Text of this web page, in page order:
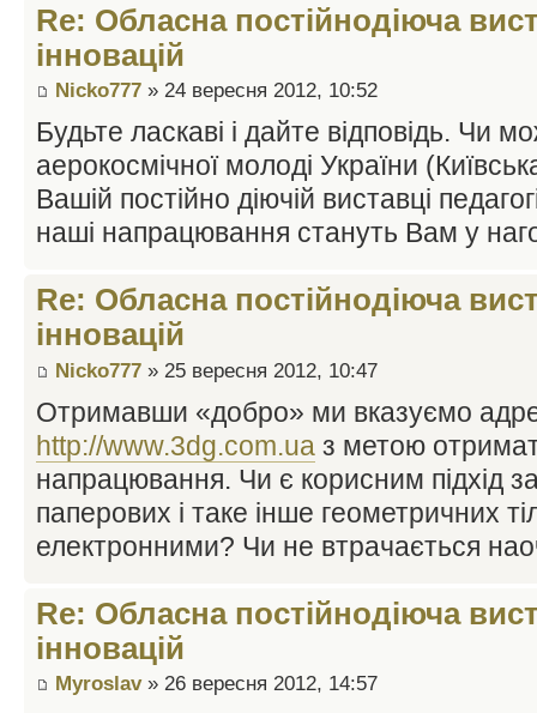
Re: Обласна постійнодіюча
інновацій
Nicko777 » 24 вересня 2012, 10:52
Будьте ласкаві і дайте відповідь. Чи
аерокосмічної молоді України
Вашій постійно діючій виставці
наші напрацювання стануть Вам у
Re: Обласна постійнодіюча
інновацій
Nicko777 » 25 вересня 2012, 10:47
Отримавши «добро» ми вказуємо
http://www.3dg.com.ua з метою
напрацювання. Чи є корисним підхід
паперових і таке інше геометричних
електронними? Чи не втрачається
Re: Обласна постійнодіюча
інновацій
Myroslav» 26 вересня 2012, 14:57